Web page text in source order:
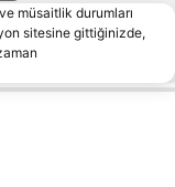
müsaitlik durumları
sitesine gittiğinizde,